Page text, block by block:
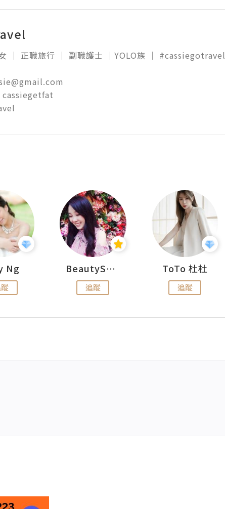
｜ 正職旅行 ｜ 副職護士 ｜YOLO族 ｜ #cassiegotravel
cassiegetfat
Ng BeautySearch
追蹤
ToTo 杜杜
追蹤